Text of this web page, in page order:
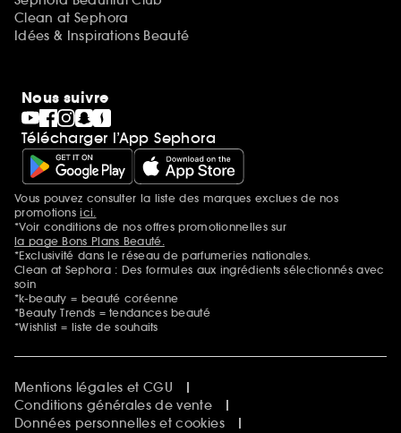
Clean at Sephora
Idées & Inspirations Beauté
Nous suivre
Télécharger l’App Sephora
Mentions additionnelles
Vous pouvez consulter la liste des marques exclues de nos
promotionsici.
*Voir conditions de nos offres promotionnelles sur
la page Bons Plans Beauté.
*Exclusivité dans le réseau de parfumeries nationales.
Clean at Sephora : Des formules aux ingrédients sélectionnés avec
soin
*k-beauty = beauté coréenne
*Beauty Trends = tendances beauté
*Wishlist = liste de souhaits
Mentions légales et CGU
Conditions générales de vente
Données personnelles et cookies